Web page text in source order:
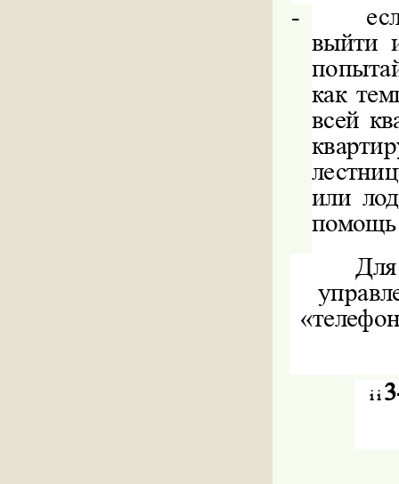
-
выйти
как
всей
или
помощь
i i